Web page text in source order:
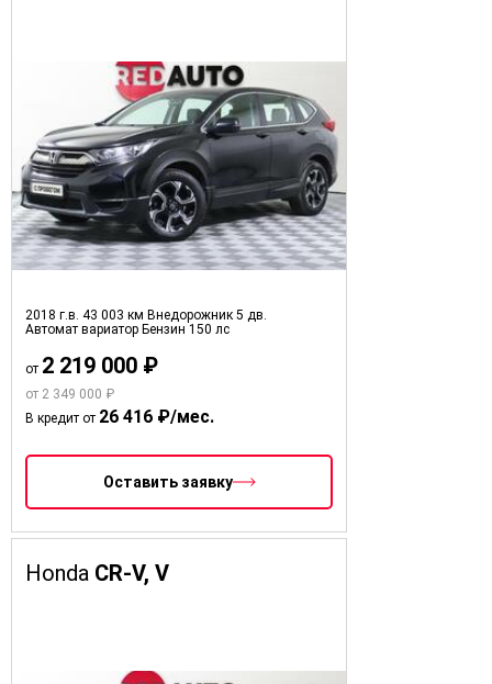
2018 г.в. 43 003 км Внедорожник 5 дв.
Автомат вариатор Бензин 150 лс
от 2 219 000 ₽
от 2 349 000 ₽
В кредит от 26 416 ₽/мес.
Оставить заявку
Honda CR-V, V